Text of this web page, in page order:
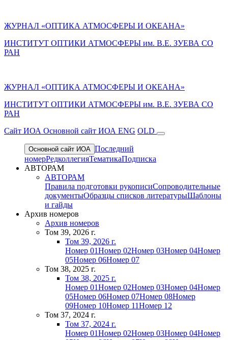
ЖУРНАЛ «ОПТИКА АТМОСФЕРЫ И ОКЕАНА»
ИНСТИТУТ ОПТИКИ АТМОСФЕРЫ им. В.Е. ЗУЕВА СО
РАН
ЖУРНАЛ «ОПТИКА АТМОСФЕРЫ И ОКЕАНА»
ИНСТИТУТ ОПТИКИ АТМОСФЕРЫ им. В.Е. ЗУЕВА СО
РАН
Cайт ИОА Основной сайт ИОА ENG OLD
Основной сайт ИОА Последний
номерРедколлегияТематикаПодписка
АВТОРАМ
АВТОРАМ
Правила подготовки рукописиСопроводительные
документыОбразцы списков литературыШаблоны
и гайды
Архив номеров
Архив номеров
Том 39, 2026 г.
Том 39, 2026 г.
Номер 01Номер 02Номер 03Номер 04Номер
05Номер 06Номер 07
Том 38, 2025 г.
Том 38, 2025 г.
Номер 01Номер 02Номер 03Номер 04Номер
05Номер 06Номер 07Номер 08Номер
09Номер 10Номер 11Номер 12
Том 37, 2024 г.
Том 37, 2024 г.
Номер 01Номер 02Номер 03Номер 04Номер